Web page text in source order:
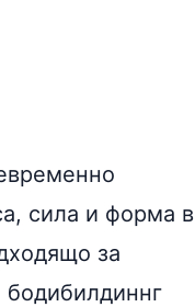
сила и форма в
за